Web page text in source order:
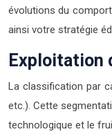
évolutions du
ainsi votre stratégie
Exploitation
La classification par
etc.). Cette
technologique et le